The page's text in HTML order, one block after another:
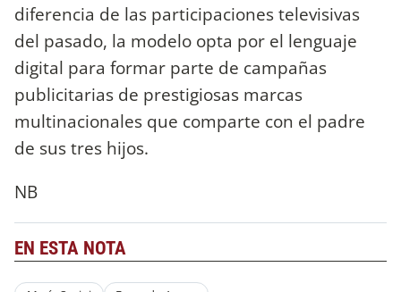
diferencia de las participaciones televisivas
del pasado, la modelo opta por el lenguaje
digital para formar parte de campañas
publicitarias de prestigiosas marcas
multinacionales que comparte con el padre
de sus tres hijos.
NB
EN ESTA NOTA